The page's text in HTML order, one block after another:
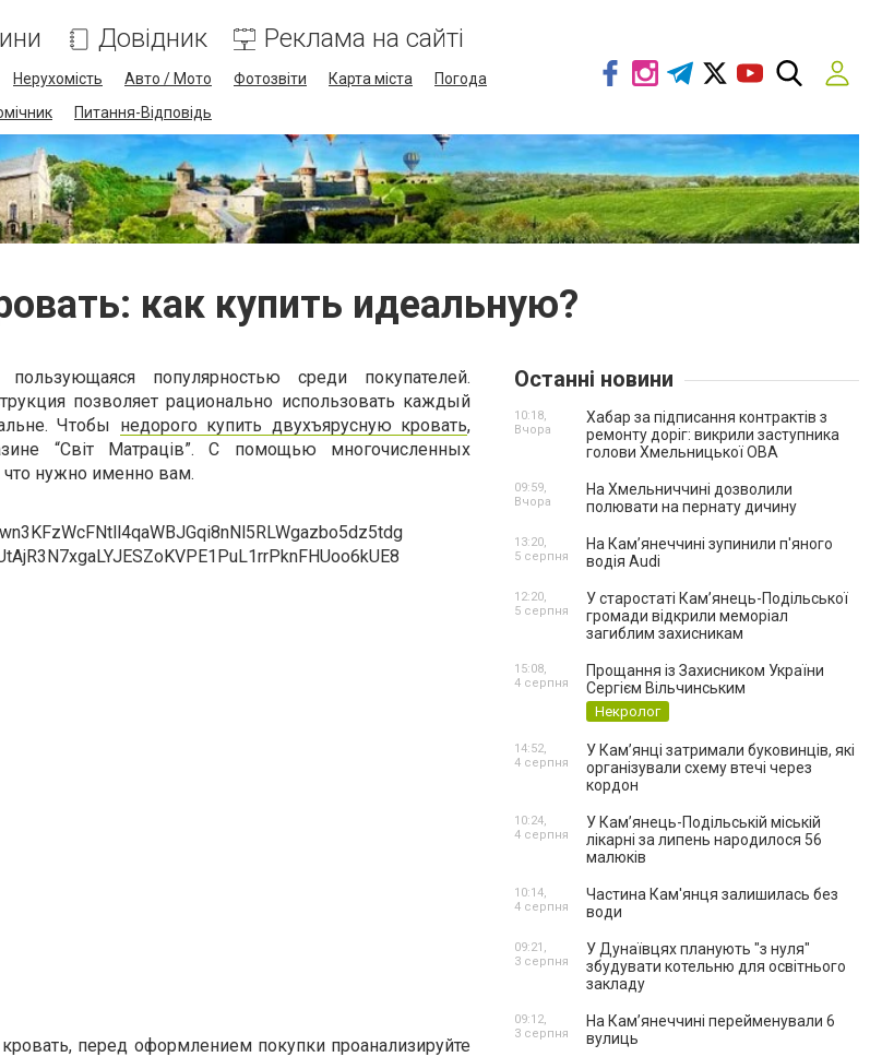
Довідник Реклама на сайті
Нерухомість Авто / Мото Фотозвіти Карта міста
Погода
Питання-Відповідь
как купить идеальную?
популярностью среди покупателей.
позволяет рационально использовать каждый
Чтобы недорого купить двухъярусную кровать,
“Світ Матраців”. С помощью многочисленных
что нужно именно вам.
перед оформлением покупки проанализируйте
Останні новини
Хабар за підписання контрактів з
ремонту доріг: викрили заступника
голови Хмельницької ОВА
10:18,
Вчора
На Хмельниччині дозволили
полювати на пернату дичину
09:59,
Вчора
На Камʼянеччині зупинили п'яного
водія Audi
13:20,
5 серпня
У старостаті Кам’янець-Подільської
громади відкрили меморіал
загиблим захисникам
12:20,
5 серпня
Прощання із Захисником України
Сергієм Вільчинським
Некролог
15:08,
4 серпня
У Кам’янці затримали буковинців, які
організували схему втечі через
кордон
14:52,
4 серпня
У Кам’янець-Подільській міській
лікарні за липень народилося 56
малюків
10:24,
4 серпня
Частина Кам'янця залишилась без
води
10:14,
4 серпня
У Дунаївцях планують "з нуля"
збудувати котельню для освітнього
закладу
09:21,
3 серпня
На Камʼянеччині перейменували 6
вулиць
09:12,
3 серпня